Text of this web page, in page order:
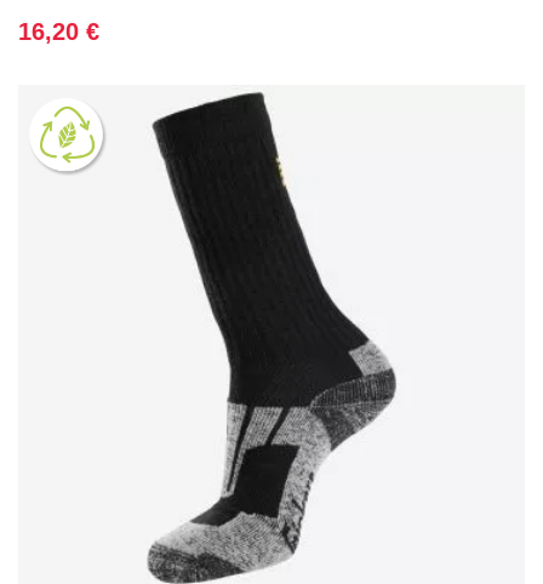
Prix
16,20 €